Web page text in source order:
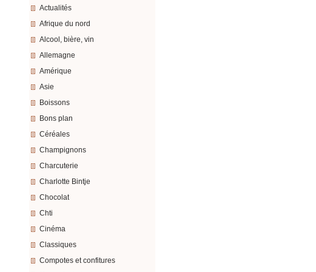
Actualités
Afrique du nord
Alcool, bière, vin
Allemagne
Amérique
Asie
Boissons
Bons plan
Céréales
Champignons
Charcuterie
Charlotte Bintje
Chocolat
Chti
Cinéma
Classiques
Compotes et confitures